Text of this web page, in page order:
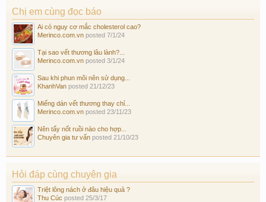
Chị em cùng đọc báo
Ai có nguy cơ mắc cholesterol cao?
Merinco.com.vn posted 7/1/24
Tại sao vết thương lâu lành?...
Merinco.com.vn posted 3/1/24
Sau khi phun môi nên sử dụng...
KhanhVan posted 21/12/23
Miếng dán vết thương thay chỉ...
Merinco.com.vn posted 23/11/23
Nên tẩy nốt ruồi nào cho hợp...
Chuyên gia tư vấn posted 21/10/23
Hỏi đáp cùng chuyên gia
Triệt lông nách ở đâu hiệu quả ?
Thu Cúc posted 25/3/17